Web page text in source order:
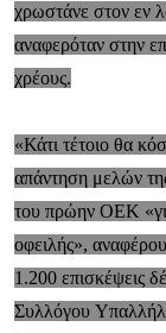
χρωστάνε στον εν
αναφερόταν στην
χρέους.
«Κάτι τέτοιο θα
απάντηση μελών
του πρώην ΟΕΚ
οφειλής»,
1.200 επισκέψεις
Συλλόγου